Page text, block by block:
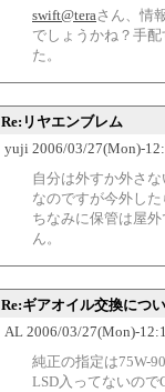
swift@teraさん、情
でしょうかね？手
た。
Re:リヤエンブレム
yuji 2006/03/27(Mon)-
自分は外すか外さ
なのですが今外し
ちなみに保管は屋
ん。
Re:ギアオイル交換につ
AL 2006/03/27(Mon)-
純正の指定は75W-90
LSD入ってないので